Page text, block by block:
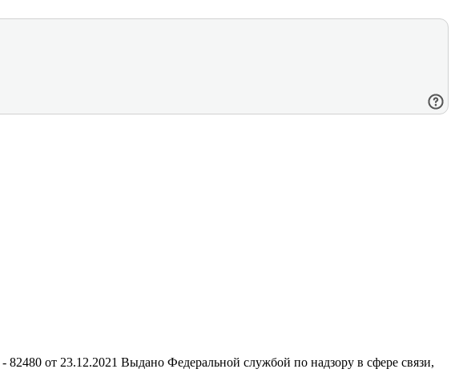
от 23.12.2021 Выдано Федеральной службой по надзору в сфере связи,